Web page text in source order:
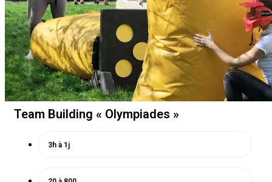
Team Building « Olympiades »
3h à 1j